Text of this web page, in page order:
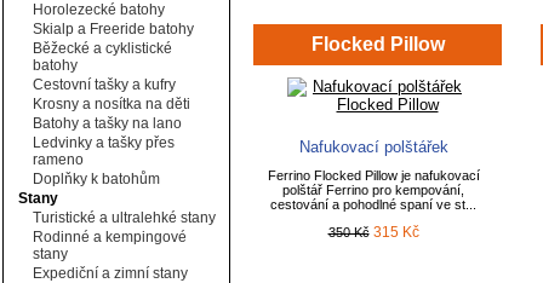
Horolezecké batohy
Skialp a Freeride batohy
Běžecké a cyklistické
batohy
Cestovní tašky a kufry
Krosny a nosítka na děti
Batohy a tašky na lano
Ledvinky a tašky přes
rameno
Doplňky k batohům
Stany
Turistické a ultralehké stany
Rodinné a kempingové
stany
Expediční a zimní stany
Flocked Pillow
Nafukovací polštářek
Ferrino Flocked Pillow je nafukovací
polštář Ferrino pro kempování,
cestování a pohodlné spaní ve st...
350 Kč 315 Kč